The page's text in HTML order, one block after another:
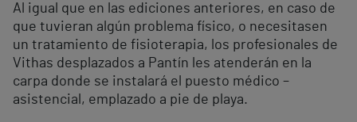
Al igual que en las ediciones anteriores, en caso de
que tuvieran algún problema físico, o necesitasen
un tratamiento de fisioterapia, los profesionales de
Vithas desplazados a Pantín les atenderán en la
carpa donde se instalará el puesto médico –
asistencial, emplazado a pie de playa.